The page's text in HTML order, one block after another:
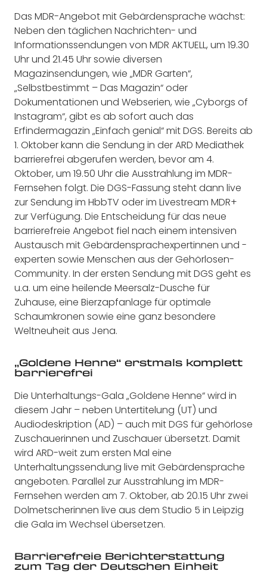
Das MDR-Angebot mit Gebärdensprache wächst:
Neben den täglichen Nachrichten- und
Informationssendungen von MDR AKTUELL, um 19.30
Uhr und 21.45 Uhr sowie diversen
Magazinsendungen, wie „MDR Garten“,
„Selbstbestimmt – Das Magazin“ oder
Dokumentationen und Webserien, wie „Cyborgs of
Instagram“, gibt es ab sofort auch das
Erfindermagazin „Einfach genial“ mit DGS. Bereits ab
1. Oktober kann die Sendung in der ARD Mediathek
barrierefrei abgerufen werden, bevor am 4.
Oktober, um 19.50 Uhr die Ausstrahlung im MDR-
Fernsehen folgt. Die DGS-Fassung steht dann live
zur Sendung im HbbTV oder im Livestream MDR+
zur Verfügung. Die Entscheidung für das neue
barrierefreie Angebot fiel nach einem intensiven
Austausch mit Gebärdensprachexpertinnen und -
experten sowie Menschen aus der Gehörlosen-
Community. In der ersten Sendung mit DGS geht es
u.a. um eine heilende Meersalz-Dusche für
Zuhause, eine Bierzapfanlage für optimale
Schaumkronen sowie eine ganz besondere
Weltneuheit aus Jena.
„Goldene Henne“ erstmals komplett
barrierefrei
Die Unterhaltungs-Gala „Goldene Henne“ wird in
diesem Jahr – neben Untertitelung (UT) und
Audiodeskription (AD) – auch mit DGS für gehörlose
Zuschauerinnen und Zuschauer übersetzt. Damit
wird ARD-weit zum ersten Mal eine
Unterhaltungssendung live mit Gebärdensprache
angeboten. Parallel zur Ausstrahlung im MDR-
Fernsehen werden am 7. Oktober, ab 20.15 Uhr zwei
Dolmetscherinnen live aus dem Studio 5 in Leipzig
die Gala im Wechsel übersetzen.
Barrierefreie Berichterstattung
zum Tag der Deutschen Einheit